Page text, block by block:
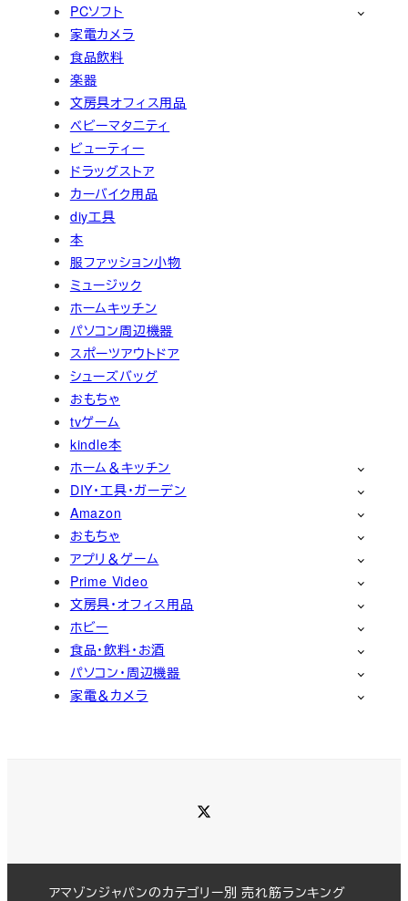
PCソフト
家電カメラ
食品飲料
楽器
文房具オフィス用品
ベビーマタニティ
ビューティー
ドラッグストア
カーバイク用品
diy工具
本
服ファッション小物
ミュージック
ホームキッチン
パソコン周辺機器
スポーツアウトドア
シューズバッグ
おもちゃ
tvゲーム
kindle本
ホーム＆キッチン
DIY・工具・ガーデン
Amazon
おもちゃ
アプリ＆ゲーム
Prime Video
文房具・オフィス用品
ホビー
食品・飲料・お酒
パソコン・周辺機器
家電＆カメラ
アマゾンジャパンのカテゴリー別 売れ筋ランキング